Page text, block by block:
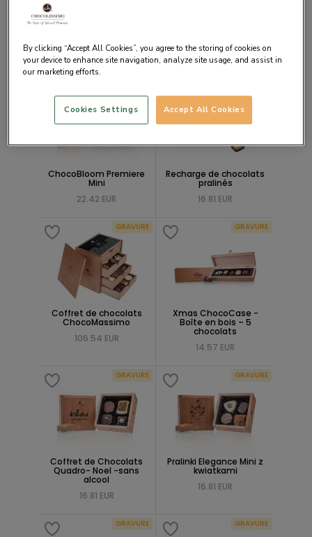
ChocoBar
41.48 EUR
Chocolaterie
56.06 EUR
ChocoBloom Premiere
Mini
22.42 EUR
Recharge de chocolats
pralinés
16.81 EUR
GRAVURE
Coffret de chocolats
ChocoMassimo
106.54 EUR
GRAVURE
Xmas ChocoCase -
Boîte en bois – 5
chocolats
14.57 EUR
GRAVURE
Coffret de Chocolats
Quadro- Noel -sans
alcool
16.81 EUR
GRAVURE
Pralinki Elegance Mini z
kwiatkami
16.81 EUR
GRAVURE GRAVURE
By clicking “Accept All Cookies”, you agree to the storing of cookies on
your device to enhance site navigation, analyze site usage, and assist in
our marketing efforts.
Accept All Cookies
Cookies Settings